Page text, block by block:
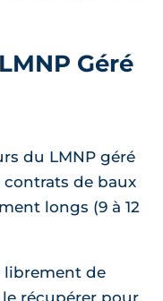
Géré
du LMNP géré
contrats de baux
longs (9 à 12
librement de
récupérer pour